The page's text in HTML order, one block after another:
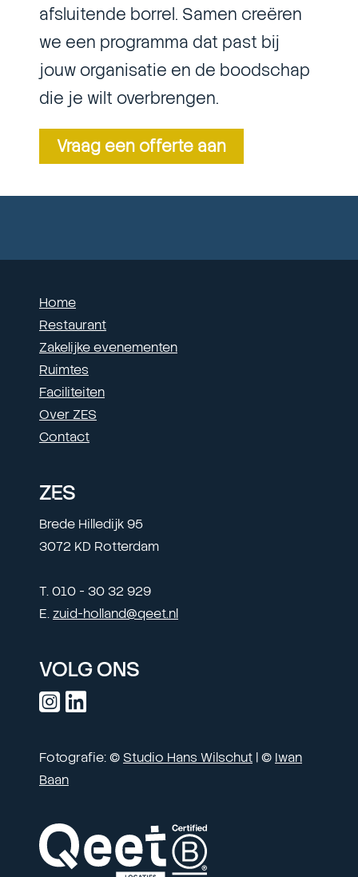
afsluitende borrel. Samen creëren
we een programma dat past bij
jouw organisatie en de boodschap
die je wilt overbrengen.
Vraag een offerte aan
Home
Restaurant
Zakelijke evenementen
Ruimtes
Faciliteiten
Over ZES
Contact
ZES
Brede Hilledijk 95
3072 KD Rotterdam
T. 010 - 30 32 929
E.zuid-holland@qeet.nl
VOLG ONS
Fotografie: © Studio Hans Wilschut | © Iwan
Baan